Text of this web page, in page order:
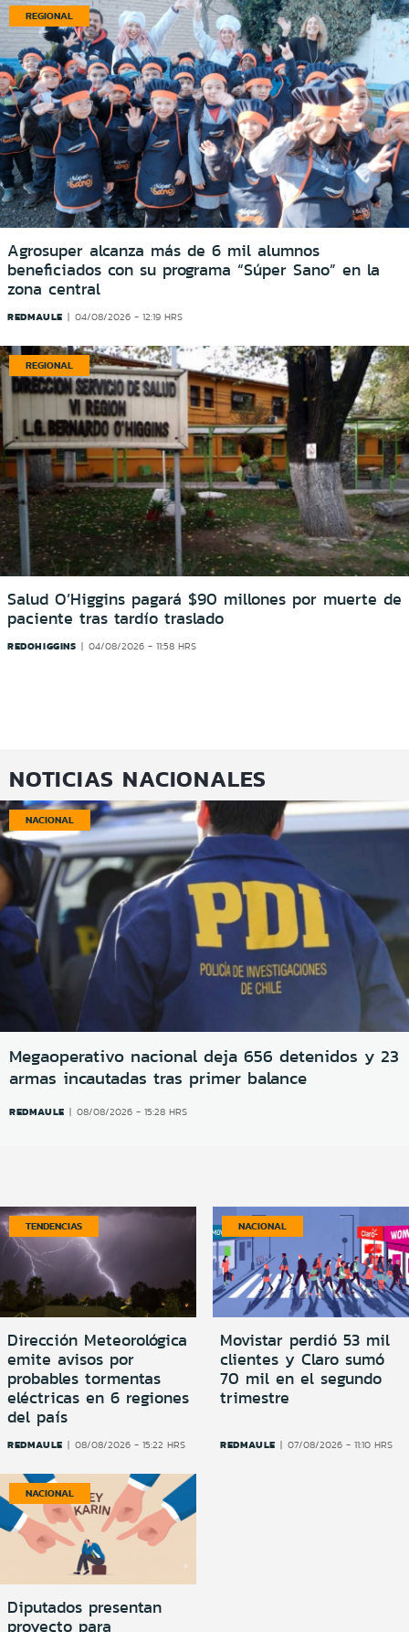
REGIONAL
Agrosuper alcanza más de 6 mil alumnos
beneficiados con su programa “Súper Sano” en la
zona central
REDMAULE 04/08/2026 - 12:19 HRS
REGIONAL
Salud O’Higgins pagará $90 millones por muerte de
paciente tras tardío traslado
REDOHIGGINS 04/08/2026 - 11:58 HRS
NOTICIAS NACIONALES
NACIONAL
Megaoperativo nacional deja 656 detenidos y 23
armas incautadas tras primer balance
REDMAULE 08/08/2026 - 15:28 HRS
TENDENCIAS
Dirección Meteorológica
emite avisos por
probables tormentas
eléctricas en 6 regiones
del país
REDMAULE 08/08/2026 - 15:22 HRS
NACIONAL
Movistar perdió 53 mil
clientes y Claro sumó
70 mil en el segundo
trimestre
REDMAULE 07/08/2026 - 11:10 HRS
NACIONAL
Diputados presentan
proyecto para